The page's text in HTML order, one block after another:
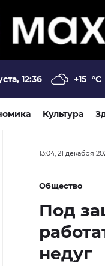
12:36 +15 °C
Культура
13:04, 21 декабря
Общество
Под
недуг